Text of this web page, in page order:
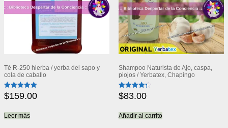
Té R-250 hierba / yerba del sapo y
cola de caballo
Valorado
con
de 5
$159.00
Leer más
Shampoo Naturista de Ajo, caspa,
piojos / Yerbatex, Chapingo
Valorado
con
de 5
$83.00
Añadir al carrito